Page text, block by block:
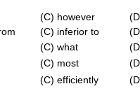
(C) however
(C) inferior to
(C) what
(C) most
(C) efficiently